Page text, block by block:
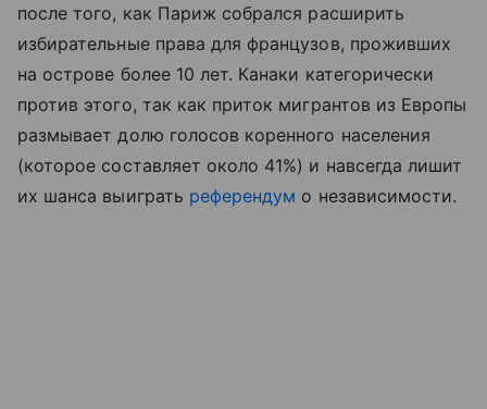
после того, как Париж собрался расширить
избирательные права для французов, проживших
на острове более 10 лет. Канаки категорически
против этого, так как приток мигрантов из Европы
размывает долю голосов коренного населения
(которое составляет около 41%) и навсегда лишит
их шанса выиграть референдум о независимости.